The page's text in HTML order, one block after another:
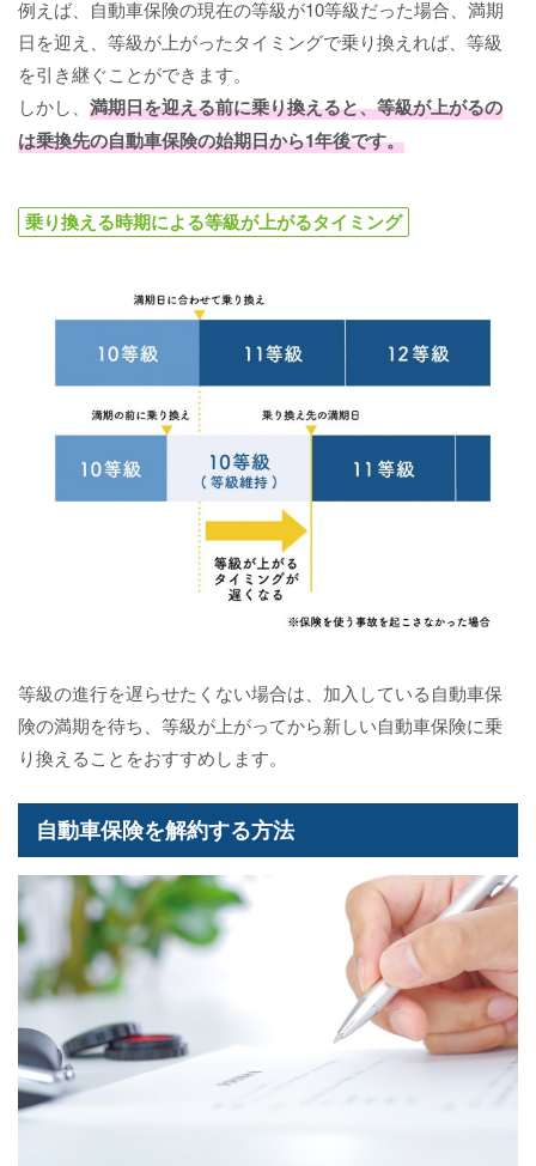
例えば、自動車保険の現在の等級が10等級だった場合、満期
日を迎え、等級が上がったタイミングで乗り換えれば、等級
を引き継ぐことができます。
しかし、 満期日を迎える前に乗り換えると、等級が上がるの
は乗換先の自動車保険の始期日から1年後です。
乗り換える時期による等級が上がるタイミング
等級の進行を遅らせたくない場合は、加入している自動車保
険の満期を待ち、等級が上がってから新しい自動車保険に乗
り換えることをおすすめします。
自動車保険を解約する方法